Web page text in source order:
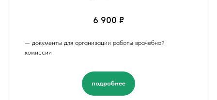
6 900 ₽
— документы для организации работы врачебной
комиссии
подробнее